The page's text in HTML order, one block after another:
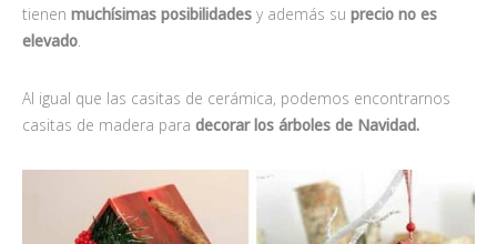
tienen muchísimas posibilidades y además su precio no es
elevado.
Al igual que las casitas de cerámica, podemos encontrarnos
casitas de madera para decorar los árboles de Navidad.